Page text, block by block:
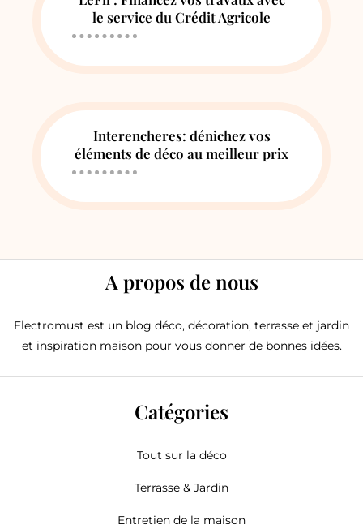
le service du Crédit Agricole
Interencheres: dénichez vos
éléments de déco au meilleur prix
A propos de nous
Electromust est un blog déco, décoration, terrasse et jardin
et inspiration maison pour vous donner de bonnes idées.
Catégories
Tout sur la déco
Terrasse & Jardin
Entretien de la maison